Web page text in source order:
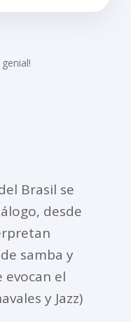
Brasil se
desde
samba y
evocan el
y Jazz)